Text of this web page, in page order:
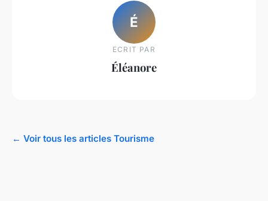
É
ECRIT PAR
Éléanore
← Voir tous les articles Tourisme